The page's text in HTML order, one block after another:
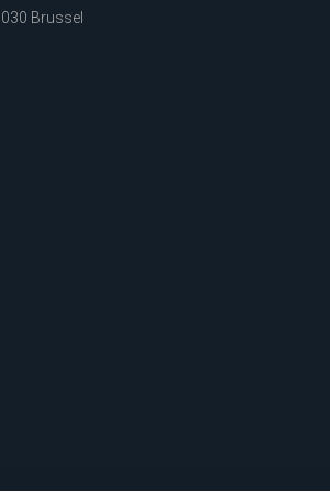
Brussel